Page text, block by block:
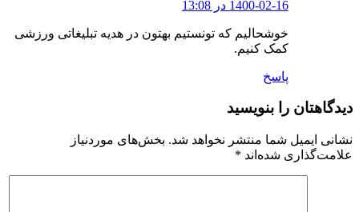
1400-02-16 در 13:08
خوشحالیم که تونستیم بهتون در هدیه تبلیغاتی ورزشی
کمک کنیم.
پاسخ
دیدگاهتان را بنویسید
نشانی ایمیل شما منتشر نخواهد شد. بخش‌های موردنیاز
علامت‌گذاری شده‌اند *